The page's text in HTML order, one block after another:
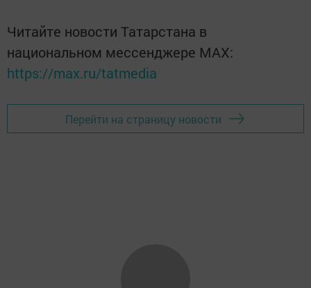
Читайте новости Татарстана в
национальном мессенджере MАХ:
https://max.ru/tatmedia
Перейти на страницу новости